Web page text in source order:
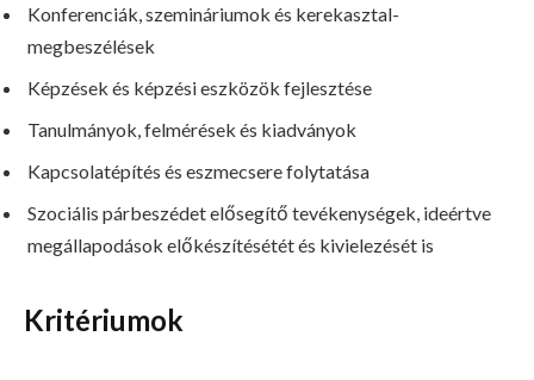
Konferenciák, szemináriumok és kerekasztal-
megbeszélések
Képzések és képzési eszközök fejlesztése
Tanulmányok, felmérések és kiadványok
Kapcsolatépítés és eszmecsere folytatása
Szociális párbeszédet elősegítő tevékenységek, ideértve
megállapodások előkészítésétét és kivielezését is
Kritériumok